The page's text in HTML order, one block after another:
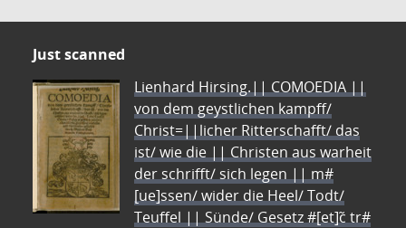
Just scanned
Lienhard Hirsing.|| COMOEDIA ||
von dem geystlichen kampff/
Christ=||licher Ritterschafft/ das
ist/ wie die || Christen aus warheit
der schrifft/ sich legen || m#
[ue]ssen/ wider die Heel/ Todt/
Teuffel || Sünde/ Gesetz #[et]c̃ tr#